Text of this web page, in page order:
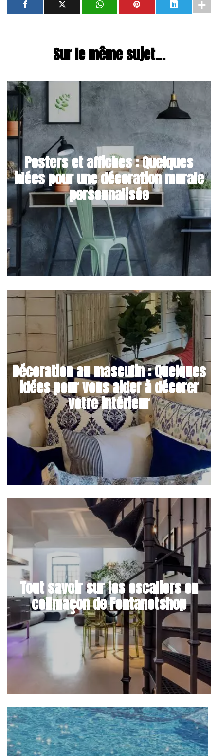
Sur le même sujet...
Posters et affiches : Quelques
idées pour une décoration murale
personnalisée
Décoration au masculin : Quelques
idées pour vous aider à décorer
votre intérieur
Tout savoir sur les escaliers en
colimaçon de Fontanotshop